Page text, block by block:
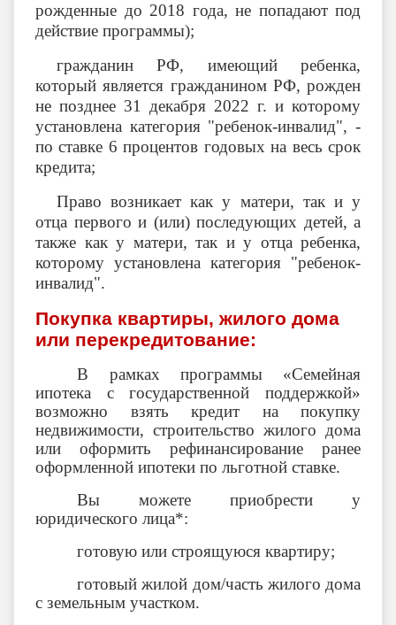
рожденные до 2018 года, не попадают под
действие программы);
гражданин РФ, имеющий ребенка,
который является гражданином РФ, рожден
не позднее 31 декабря 2022 г. и которому
установлена категория "ребенок-инвалид", -
по ставке 6 процентов годовых на весь срок
кредита;
Право возникает как у матери, так и у
отца первого и (или) последующих детей, а
также как у матери, так и у отца ребенка,
которому установлена категория "ребенок-
инвалид".
Покупка квартиры, жилого дома
или перекредитование:
В рамках программы «Семейная
ипотека с государственной поддержкой»
возможно взять кредит на покупку
недвижимости, строительство жилого дома
или оформить рефинансирование ранее
оформленной ипотеки по льготной ставке.
Вы можете приобрести у
юридического лица*:
готовую или строящуюся квартиру;
готовый жилой дом/часть жилого дома
с земельным участком.